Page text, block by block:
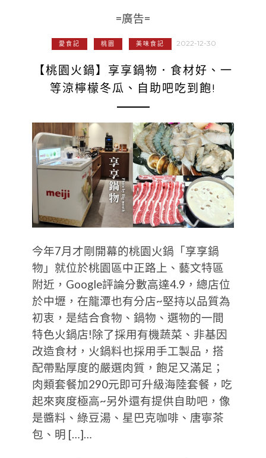
=廣告=
愛食記 桃園 美味食記 2022-12-30
【桃園火鍋】享享鍋物．食材好、一
等涼檸檬冬瓜、自助吧吃到飽!
今年7月才剛開幕的桃園火鍋「享享鍋
物」就位於桃園區中正路上、藝文特區
附近，Google評論分數高達4.9，總店位
於中壢，在龍潭也有分店~堅持以品質為
初衷，是結合食物、鍋物、選物的一間
特色火鍋店!除了採用有機蔬菜、非基因
改造食材，火鍋料也採用手工製品，搭
配帶點厚度的嚴選肉質，飽足又滿足；
肉類套餐加290元即可升級海陸套餐，吃
起來爽度極高~另外還有提供自助吧，像
是醬料、綠豆湯、星巴克咖啡、唐寧茶
包、明 […]…